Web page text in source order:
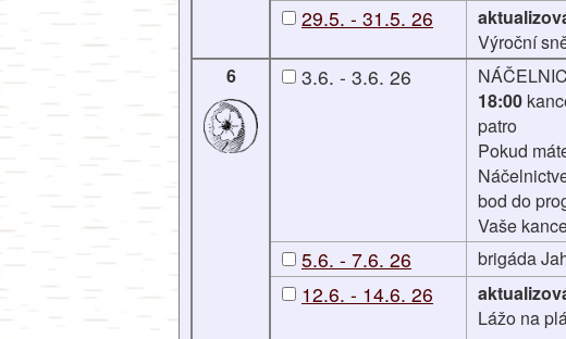
29.5. - 31.5. 26
Výroční
6 3.6. - 3.6. 26
18:00
patro
Pokud
bod do
Vaše
5.6. - 7.6. 26 brigáda
12.6. - 14.6. 26
Lážo na